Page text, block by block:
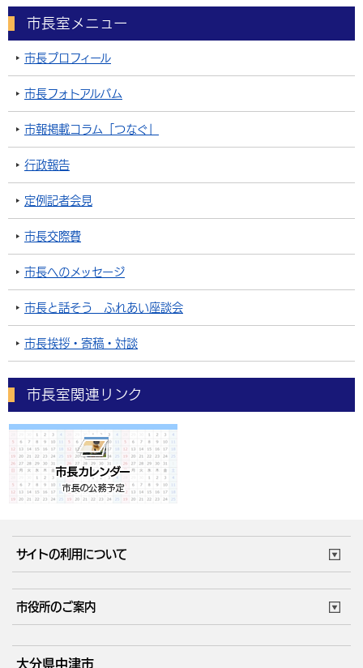
市長室メニュー
市長プロフィール
市長フォトアルバム
市報掲載コラム「つなぐ」
行政報告
定例記者会見
市長交際費
市長へのメッセージ
市長と話そう ふれあい座談会
市長挨拶・寄稿・対談
市長室関連リンク
サイトの利用について
サイトマップ
市役所のご案内
庁舎地図 組織案内
大分県中津市